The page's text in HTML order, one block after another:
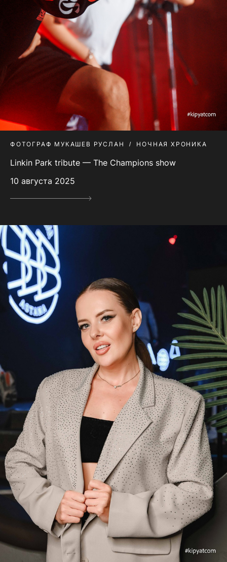
ФОТОГРАФ МУКАШЕВ РУСЛАН НОЧНАЯ ХРОНИКА
Linkin Park tribute — The Champions show
10 августа 2025